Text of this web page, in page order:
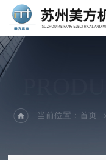
当前位置：首页